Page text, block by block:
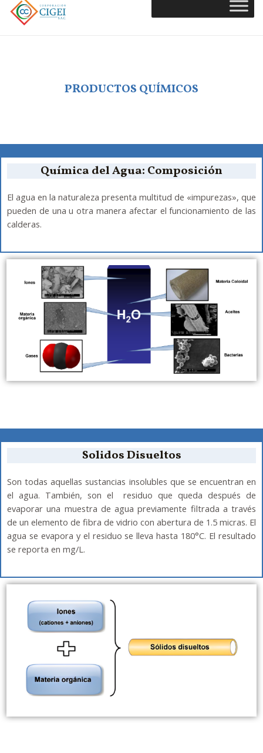
PRODUCTOS QUÍMICOS
Química del Agua: Composición
El agua en la naturaleza presenta multitud de «impurezas», que
pueden de una u otra manera afectar el funcionamiento de las
calderas.
Solidos Disueltos
Son todas aquellas sustancias insolubles que se encuentran en
el agua. También, son el residuo que queda después de
evaporar una muestra de agua previamente filtrada a través
de un elemento de fibra de vidrio con abertura de 1.5 micras. El
agua se evapora y el residuo se lleva hasta 180°C. El resultado
se reporta en mg/L.